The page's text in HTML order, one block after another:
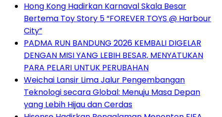
Hong Kong Hadirkan Karnaval Skala Besar
Bertema Toy Story 5 “FOREVER TOYS @ Harbour
City”
PADMA RUN BANDUNG 2026 KEMBALI DIGELAR
DENGAN MISI YANG LEBIH BESAR, MENYATUKAN
PARA PELARI UNTUK PERUBAHAN
Weichai Lansir Lima Jalur Pengembangan
Teknologi secara Global: Menuju Masa Depan
yang Lebih Hijau dan Cerdas